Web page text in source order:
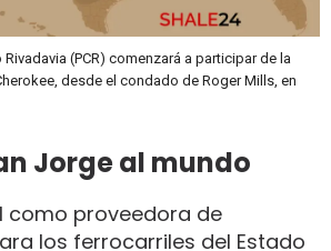
(PCR) comenzará a participar de la
desde el condado de Roger Mills, en
Jorge al mundo
como proveedora de
los ferrocarriles del Estado